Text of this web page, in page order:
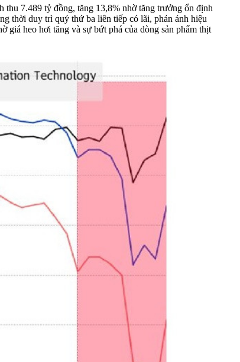
thu 7.489 tỷ đồng, tăng 13,8% nhờ tăng trưởng ổn định
thời duy trì quý thứ ba liên tiếp có lãi, phản ánh hiệu
giá heo hơi tăng và sự bứt phá của dòng sản phẩm thịt